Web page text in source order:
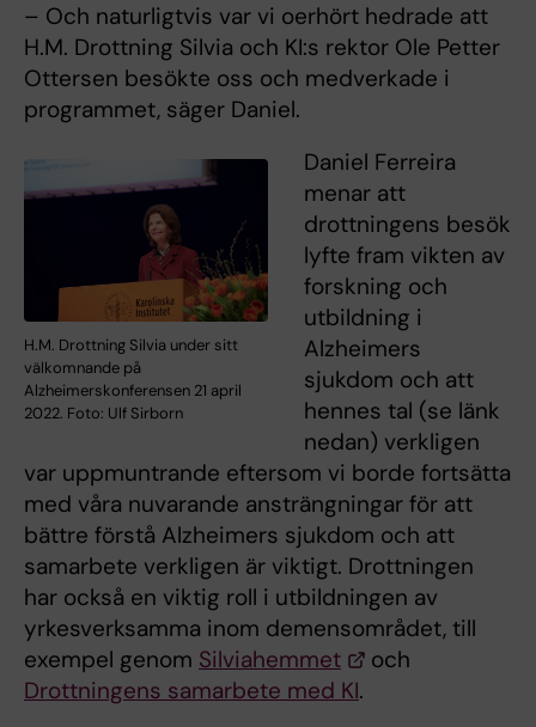
– Och naturligtvis var vi oerhört hedrade att
H.M. Drottning Silvia och KI:s rektor Ole Petter
Ottersen besökte oss och medverkade i
programmet, säger Daniel.
H.M. Drottning Silvia under sitt
välkomnande på
Alzheimerskonferensen 21 april
2022. Foto: Ulf Sirborn
Daniel Ferreira
menar att
drottningens besök
lyfte fram vikten av
forskning och
utbildning i
Alzheimers
sjukdom och att
hennes tal (se länk
nedan) verkligen
var uppmuntrande eftersom vi borde fortsätta
med våra nuvarande ansträngningar för att
bättre förstå Alzheimers sjukdom och att
samarbete verkligen är viktigt. Drottningen
har också en viktig roll i utbildningen av
yrkesverksamma inom demensområdet, till
exempel genom Silviahemmet
och
Drottningens samarbete med KI.